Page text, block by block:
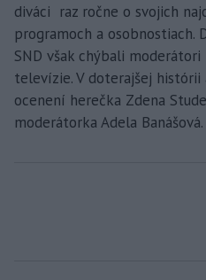
diváci raz ročne o svojich
programoch a osobnostiach.
SND však chýbali
televízie. V doterajšej histórii
ocenení herečka Zdena
moderátorka Adela Banášová.